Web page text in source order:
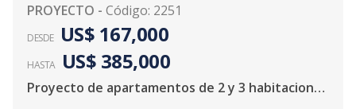
PROYECTO - Código: 2251
DESDE US$ 167,000
HASTA US$ 385,000
Proyecto de apartamentos de 2 y 3 habitaciones, casi listo para la entrega en Colinas Del Seminario